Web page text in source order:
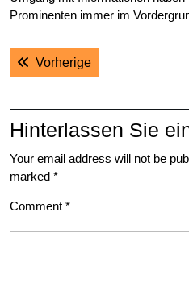
Prominenten immer im
Post
navigation
VorherigePrevious post:
Hinterlassen Sie
Your email address will not be
marked *
Comment *